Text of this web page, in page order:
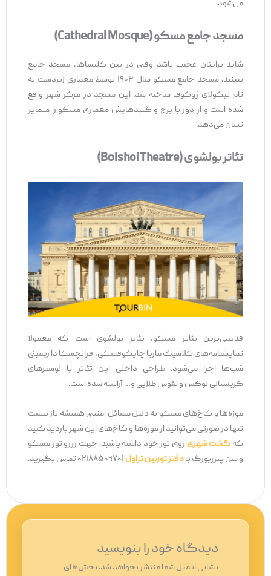
می‌شود.
مسجد جامع مسکو (Cathedral Mosque)
شاید برایتان عجیب باشد وقتی در بین کلیساها، مسجد جامع
ببینید. مسجد جامع مسکو سال ۱۹۰۴ توسط معماری زبردست به
نام نیکولای ژوکوف ساخته شد. این مسجد در مرکز شهر واقع
شده است و از دور با برج و گنبدهایش معماری مسکو را متمایز
نشان می‌دهد.
تئاتر بولشوی (Bolshoi Theatre)
قدیمی‌ترین تئاتر مسکو، تئاتر بولشوی است که معمولا
نمایشنامه‌های کلاسیک مازیا چایکوفسکی، فرانچسکا دا ریمینی
شب‌ها اجرا می‌شود. طراحی داخلی این تئاتر با لوسترهای
کریستالی لوکس و نقوش طلایی و… آراسته شده است.
موزه‌ها و کاخ‌های مسکو به دلیل مسائل امنیتی همیشه باز نیست
تنها در صورتی می‌توانید از موزه‌ها و کاخ‌های این شهر بازدید کنید
کهگشت شهریروی تور خود داشته باشید. جهت رزرو تور مسکو
و سن پترزبورگ با دفتر توربین تراول۰۲۱۸۸۵۰۹۷۰۱ تماس بگیرید.
دیدگاه‌ خود را بنویسید
نشانی ایمیل شما منتشر نخواهد شد.بخش‌های